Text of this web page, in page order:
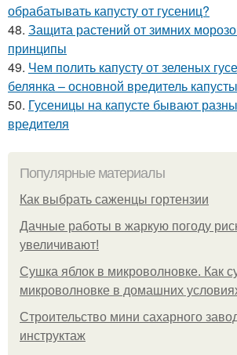
обрабатывать капусту от гусениц?
48. Защита растений от зимних
принципы
49. Чем полить капусту от зеленых
белянка – основной вредитель капусты
50. Гусеницы на капусте бывают
вредителя
Популярные материалы
Как выбрать саженцы гортензии
Дачные работы в жаркую погоду
увеличивают!
Сушка яблок в микроволновке. Как
микроволновке в домашних
Строительство мини сахарного
инструктаж